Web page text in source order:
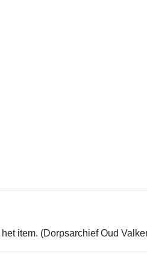
item. (Dorpsarchief Oud